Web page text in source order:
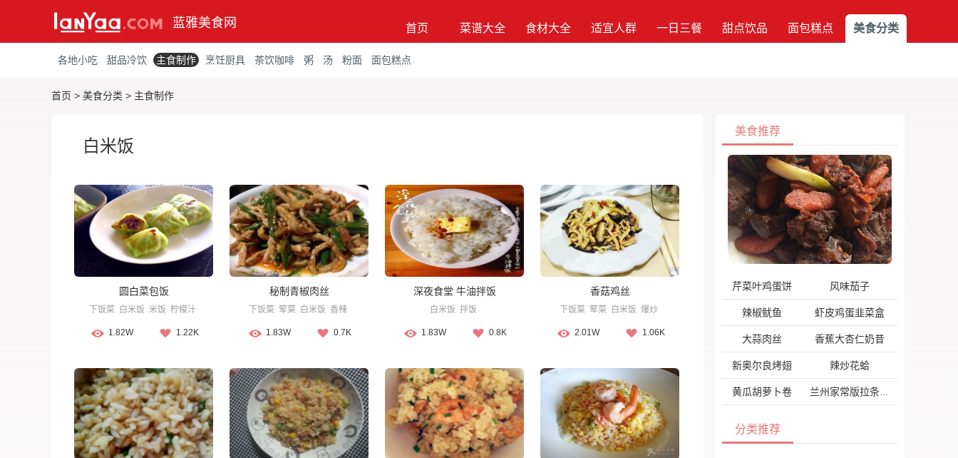
蓝雅美食网 首页 菜谱大全 食材大全 适宜人群 一日三餐 甜点饮品 面包糕点 美食分类
各地小吃 甜品冷饮 主食制作 烹饪厨具 茶饮咖啡 粥 汤 粉面 面包糕点
首页 > 美食分类 > 主食制作
白米饭
圆白菜包饭
下饭菜 白米饭 米饭 柠檬汁
1.82W 1.22K
秘制青椒肉丝
下饭菜 荤菜 白米饭 香辣
1.83W 0.7K
深夜食堂 牛油拌饭
白米饭 拌饭
1.83W 0.8K
香菇鸡丝
下饭菜 荤菜 白米饭 爆炒
2.01W 1.06K
美食推荐
芹菜叶鸡蛋饼 风味茄子
辣椒鱿鱼 虾皮鸡蛋韭菜盒
大蒜肉丝 香蕉大杏仁奶昔
新奥尔良烤翅 辣炒花蛤
黄瓜胡萝卜卷 兰州家常版拉条子
分类推荐